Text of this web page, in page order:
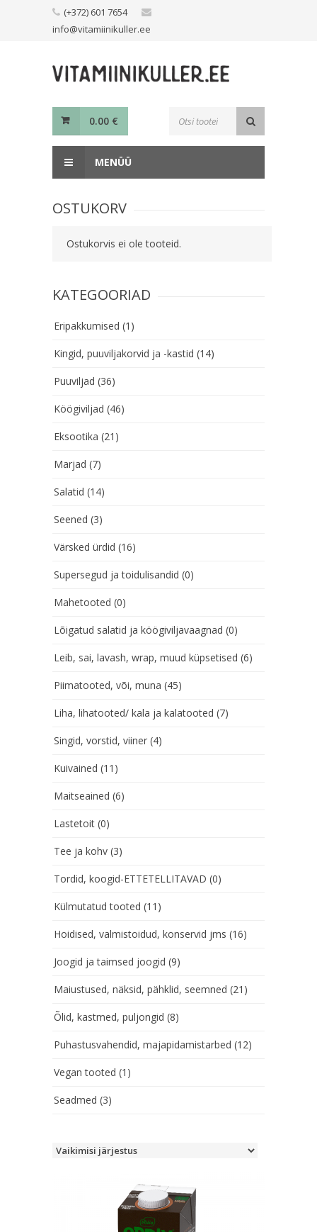
(+372) 601 7654
info@vitamiinikuller.ee
0.00 €
MENÜÜ
OSTUKORV
Ostukorvis ei ole tooteid.
KATEGOORIAD
Eripakkumised (1)
Kingid, puuviljakorvid ja -kastid (14)
Puuviljad (36)
Köögiviljad (46)
Eksootika (21)
Marjad (7)
Salatid (14)
Seened (3)
Värsked ürdid (16)
Supersegud ja toidulisandid (0)
Mahetooted (0)
Lõigatud salatid ja köögiviljavaagnad (0)
Leib, sai, lavash, wrap, muud küpsetised (6)
Piimatooted, või, muna (45)
Liha, lihatooted/ kala ja kalatooted (7)
Singid, vorstid, viiner (4)
Kuivained (11)
Maitseained (6)
Lastetoit (0)
Tee ja kohv (3)
Tordid, koogid-ETTETELLITAVAD (0)
Külmutatud tooted (11)
Hoidised, valmistoidud, konservid jms (16)
Joogid ja taimsed joogid (9)
Maiustused, näksid, pähklid, seemned (21)
Õlid, kastmed, puljongid (8)
Puhastusvahendid, majapidamistarbed (12)
Vegan tooted (1)
Seadmed (3)